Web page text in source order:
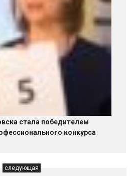
стала победителем
конкурса
следующая